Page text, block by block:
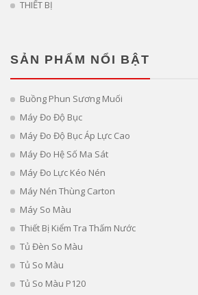
THIẾT BỊ
SẢN PHẨM NỔI BẬT
Buồng Phun Sương Muối
Máy Đo Độ Bục
Máy Đo Độ Bục Áp Lực Cao
Máy Đo Hệ Số Ma Sát
Máy Đo Lực Kéo Nén
Máy Nén Thùng Carton
Máy So Màu
Thiết Bị Kiểm Tra Thấm Nước
Tủ Đèn So Màu
Tủ So Màu
Tủ So Màu P120